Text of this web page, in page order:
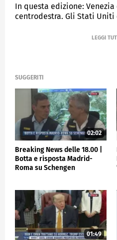
In questa edizione:
centrodestra. Gli Stati Uniti
Ebola, test negativi per i
MEDIASET
SUGGERITI
02:02
Breaking News delle 18.00 |
Botta e risposta Madrid-
Roma su Schengen
01:49